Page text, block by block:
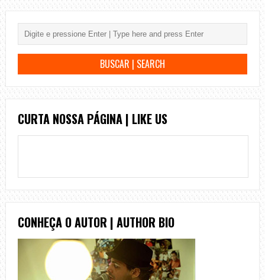
CURTA NOSSA PÁGINA | LIKE US
CONHEÇA O AUTOR | AUTHOR BIO